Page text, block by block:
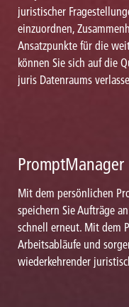
juristischer
einzuordnen,
Ansatzpunkte für die
können Sie sich auf die
juris Datenraums
PromptManager
Mit dem persönlichen
speichern Sie Aufträge
schnell erneut. Mit dem
Arbeitsabläufe und
wiederkehrender